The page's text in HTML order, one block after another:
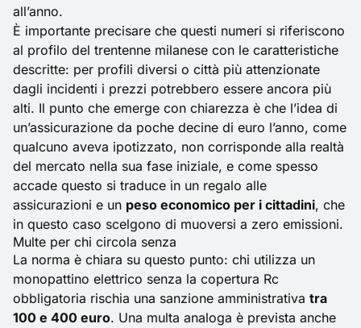
all’anno.
È importante precisare che questi numeri si riferiscono
al profilo del trentenne milanese con le caratteristiche
descritte: per profili diversi o città più attenzionate
dagli incidenti i prezzi potrebbero essere ancora più
alti. Il punto che emerge con chiarezza è che l’idea di
un’assicurazione da poche decine di euro l’anno, come
qualcuno aveva ipotizzato, non corrisponde alla realtà
del mercato nella sua fase iniziale, e come spesso
accade questo si traduce in un regalo alle
assicurazioni e un peso economico per i cittadini, che
in questo caso scelgono di muoversi a zero emissioni.
Multe per chi circola senza
La norma è chiara su questo punto: chi utilizza un
monopattino elettrico senza la copertura Rc
obbligatoria rischia una sanzione amministrativa tra
100 e 400 euro. Una multa analoga è prevista anche